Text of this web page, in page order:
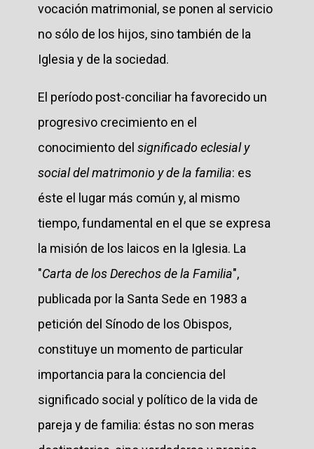
vocación matrimonial, se ponen al servicio
no sólo de los hijos, sino también de la
Iglesia y de la sociedad.
El período post-conciliar ha favorecido un
progresivo crecimiento en el
conocimiento del significado eclesial y
social del matrimonio y de la familia: es
éste el lugar más común y, al mismo
tiempo, fundamental en el que se expresa
la misión de los laicos en la Iglesia. La
"Carta de los Derechos de la Familia",
publicada por la Santa Sede en 1983 a
petición del Sínodo de los Obispos,
constituye un momento de particular
importancia para la conciencia del
significado social y político de la vida de
pareja y de familia: éstas no son meras